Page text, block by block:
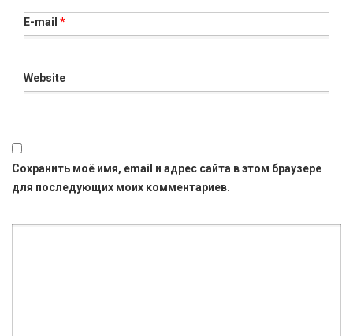
E-mail *
Website
Сохранить моё имя, email и адрес сайта в этом браузере
для последующих моих комментариев.